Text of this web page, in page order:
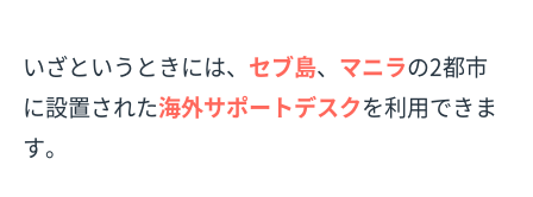
いざというときには、 セブ島、 マニラの2都市
に設置された海外サポートデスクを利用できま
す。